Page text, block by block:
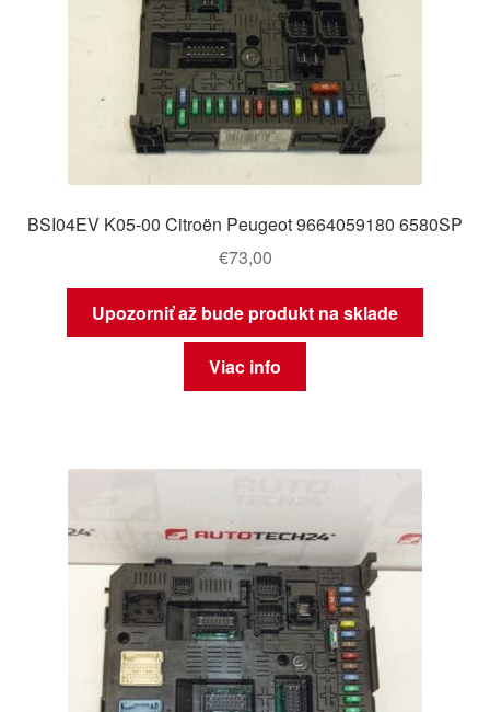
BSI04EV K05-00 Citroën Peugeot 9664059180 6580SP
€73,00
Upozorniť až bude produkt na sklade
Viac info